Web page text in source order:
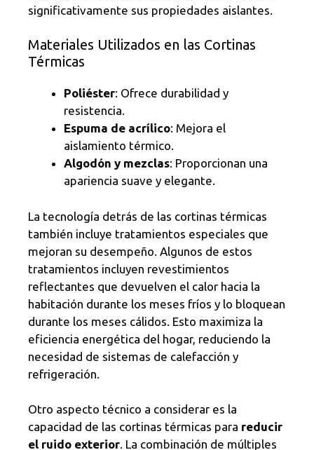
significativamente sus propiedades aislantes.
Materiales Utilizados en las Cortinas
Térmicas
Poliéster: Ofrece durabilidad y
resistencia.
Espuma de acrílico: Mejora el
aislamiento térmico.
Algodón y mezclas: Proporcionan una
apariencia suave y elegante.
La tecnología detrás de las cortinas térmicas
también incluye tratamientos especiales que
mejoran su desempeño. Algunos de estos
tratamientos incluyen revestimientos
reflectantes que devuelven el calor hacia la
habitación durante los meses fríos y lo bloquean
durante los meses cálidos. Esto maximiza la
eficiencia energética del hogar, reduciendo la
necesidad de sistemas de calefacción y
refrigeración.
Otro aspecto técnico a considerar es la
capacidad de las cortinas térmicas para reducir
el ruido exterior. La combinación de múltiples